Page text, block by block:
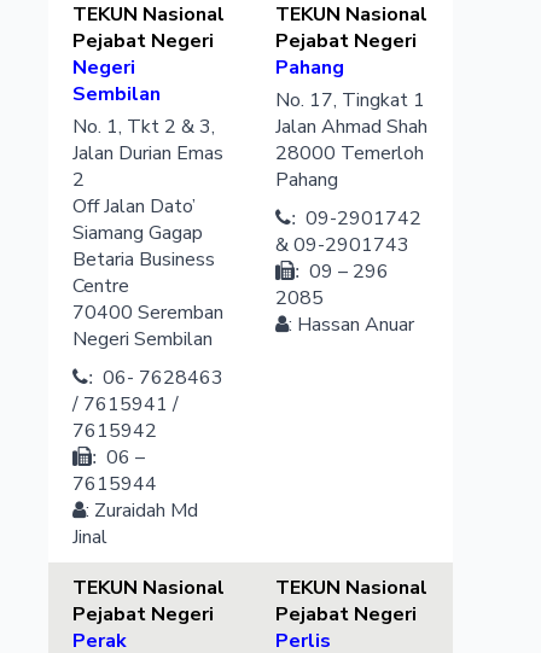
TEKUN Nasional
Pejabat Negeri
Negeri
Sembilan
No. 1, Tkt 2 & 3,
Jalan Durian Emas
2
Off Jalan Dato’
Siamang Gagap
Betaria Business
Centre
70400 Seremban
Negeri Sembilan
: 06- 7628463
/ 7615941 /
7615942
: 06 –
7615944
: Zuraidah Md
Jinal
TEKUN Nasional
Pejabat Negeri
Pahang
No. 17, Tingkat 1
Jalan Ahmad Shah
28000 Temerloh
Pahang
: 09-2901742
& 09-2901743
: 09 – 296
2085
: Hassan Anuar
TEKUN Nasional
Pejabat Negeri
Perak
TEKUN Nasional
Pejabat Negeri
Perlis